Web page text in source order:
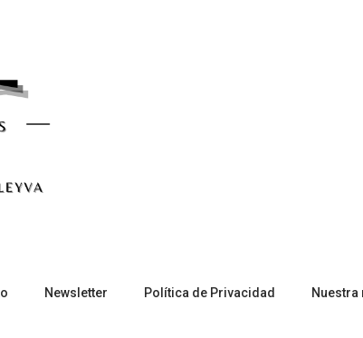
Newsletter Política de Privacidad Nuestra